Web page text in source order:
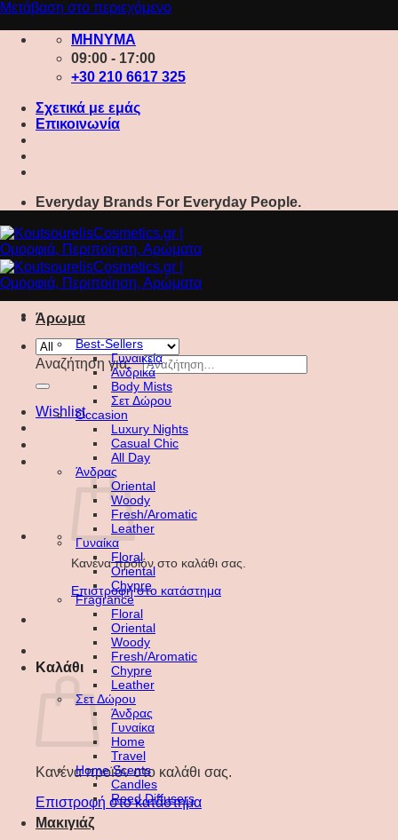
Μετάβαση στο περιεχόμενο
ΜΗΝΥΜΑ
09:00 - 17:00
+30 210 6617 325
Σχετικά με εμάς
Επικοινωνία
Everyday Brands For Everyday People.
Αναζήτηση για:
Wishlist
Κανένα προϊόν στο καλάθι σας.
Επιστροφή στο κατάστημα
Καλάθι
Κανένα προϊόν στο καλάθι σας.
Επιστροφή στο κατάστημα
Άρωμα
Best-Sellers
Γυναικεία
Ανδρικά
Body Mists
Σετ Δώρου
Occasion
Luxury Nights
Casual Chic
All Day
Άνδρας
Oriental
Woody
Fresh/Aromatic
Leather
Γυναίκα
Floral
Oriental
Chypre
Fragrance
Floral
Oriental
Woody
Fresh/Aromatic
Chypre
Leather
Σετ Δώρου
Άνδρας
Γυναίκα
Home
Travel
Home Scents
Candles
Reed Diffusers
Μακιγιάζ